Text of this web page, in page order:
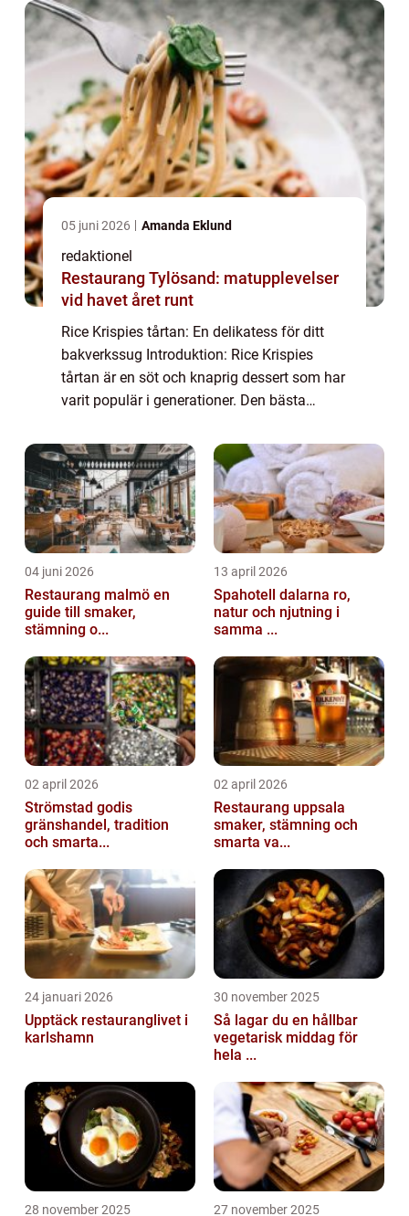
05 juni 2026 Amanda Eklund
redaktionel
Restaurang Tylösand: matupplevelser
vid havet året runt
Rice Krispies tårtan: En delikatess för ditt
bakverkssug Introduktion: Rice Krispies
tårtan är en söt och knaprig dessert som har
varit populär i generationer. Den bästa
samspel av lätta rispuffar och len ...
04 juni 2026
Restaurang malmö en
guide till smaker,
stämning o...
13 april 2026
Spahotell dalarna ro,
natur och njutning i
samma ...
02 april 2026
Strömstad godis
gränshandel, tradition
och smarta...
02 april 2026
Restaurang uppsala
smaker, stämning och
smarta va...
24 januari 2026
Upptäck restauranglivet i
karlshamn
30 november 2025
Så lagar du en hållbar
vegetarisk middag för
hela ...
28 november 2025 27 november 2025